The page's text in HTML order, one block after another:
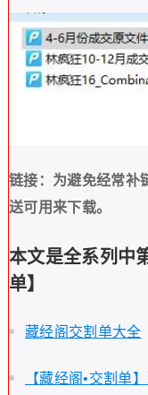
链接：为避免经常补
送可用来下载。
本文是全系列中
单】
藏经阁交割单大全
【藏经阁•交割单